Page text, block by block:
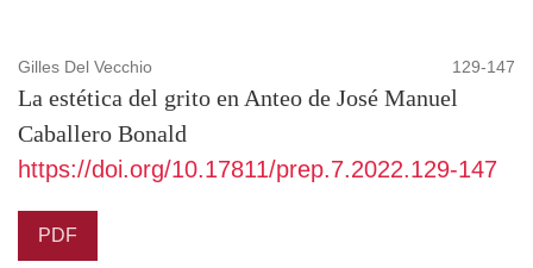
Gilles Del Vecchio 129-147
La estética del grito en Anteo de José Manuel
Caballero Bonald
https://doi.org/10.17811/prep.7.2022.129-147
PDF